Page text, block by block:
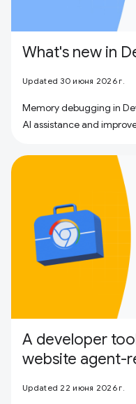
What's new in
Updated 30 июня 2026 г.
Memory debugging in
AI assistance and
A developer
website agent-
Updated 22 июня 2026 г.